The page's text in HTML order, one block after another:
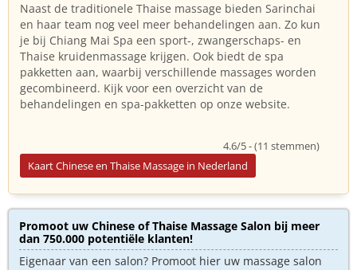
Naast de traditionele Thaise massage bieden Sarinchai
en haar team nog veel meer behandelingen aan. Zo kun
je bij Chiang Mai Spa een sport-, zwangerschaps- en
Thaise kruidenmassage krijgen. Ook biedt de spa
pakketten aan, waarbij verschillende massages worden
gecombineerd. Kijk voor een overzicht van de
behandelingen en spa-pakketten op onze website.
4.6/5 - (11 stemmen)
Kaart Chinese en Thaise Massage in Nederland
Promoot uw Chinese of Thaise Massage Salon bij meer
dan 750.000 potentiële klanten!
Eigenaar van een salon? Promoot hier uw massage salon